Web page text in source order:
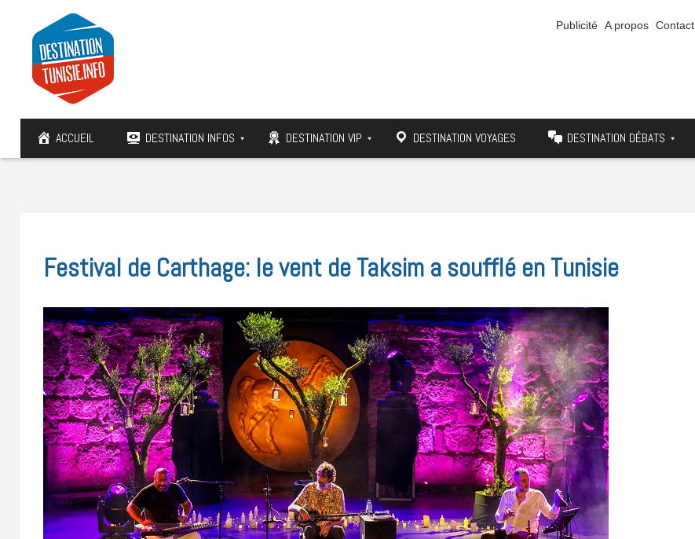
Publicité A propos Contact
ACCUEIL DESTINATION INFOS DESTINATION VIP DESTINATION VOYAGES DESTINATION DÉBATS
Festival de Carthage: le vent de Taksim a soufflé en Tunisie